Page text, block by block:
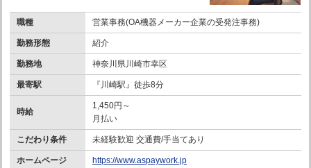
職種 営業事務(OA機器メーカー企業の受発注事務)
勤務形態 紹介
勤務地 神奈川県川崎市幸区
最寄駅 『川崎駅』徒歩8分
時給
1,450円～
月払い
こだわり条件 未経験歓迎 交通費/手当てあり
ホームページ https://www.aspaywork.jp